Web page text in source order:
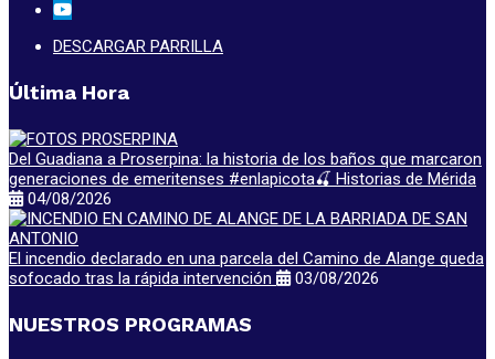
DESCARGAR PARRILLA
Última Hora
Del Guadiana a Proserpina: la historia de los baños que marcaron
generaciones de emeritenses #enlapicota🍒 Historias de Mérida
04/08/2026
El incendio declarado en una parcela del Camino de Alange queda
sofocado tras la rápida intervención
03/08/2026
NUESTROS PROGRAMAS